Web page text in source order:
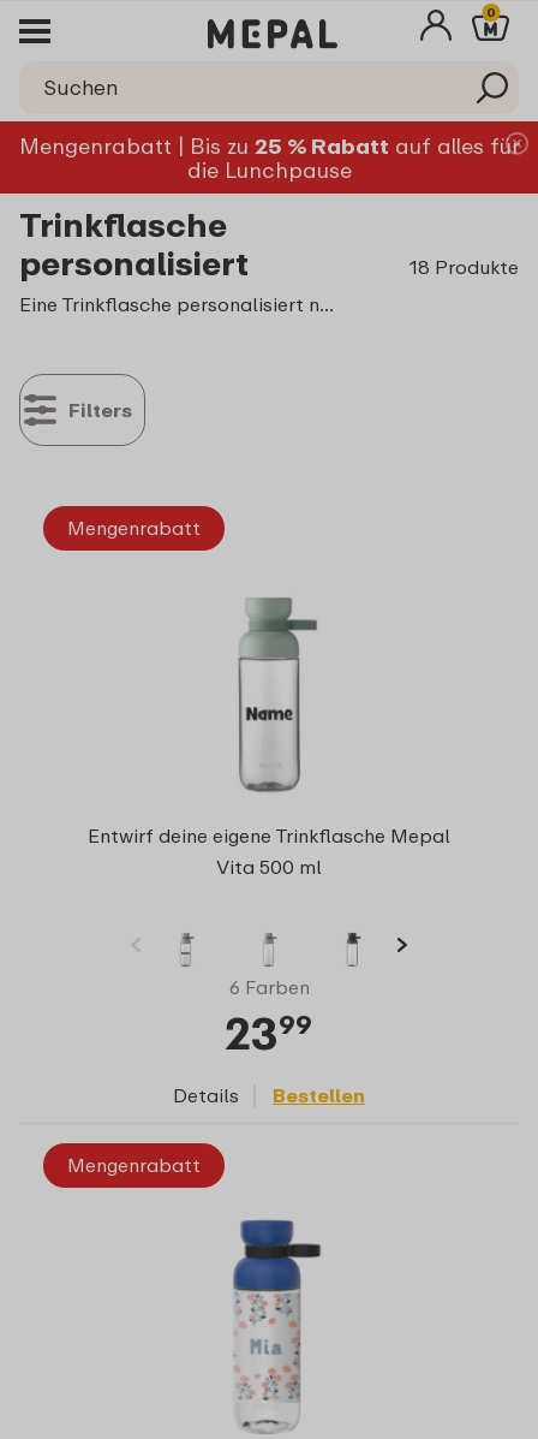
0
Mengenrabatt | Bis zu 25 % Rabatt auf alles für
die Lunchpause
Trinkflasche
personalisiert
18 Produkte
Eine Trinkflasche personalisiert nach deinen Wünschen ist der ideale Begleiter für den Alltag, das Büro, das Fitnessstudio oder unterwegs. Mit einer personalisierten Trinkflasche von Mepal kombinierst du Funktionalität mit einem individuellen Design. Ob als Trinkflasche mit Namen, mit einem eigenen Foto oder einem persönlichen Motiv – du gestaltest deine Flasche genau so, wie sie zu dir passt. Eine Mepal Trinkflasche personalisiert zu gestalten ist einfach und sorgt dafür, dass deine Flasche immer sofort wiedererkennbar ist.
Filters
Mengenrabatt
Entwirf deine eigene Trinkflasche Mepal
Vita 500 ml
6 Farben
2399
Details Bestellen
Mengenrabatt